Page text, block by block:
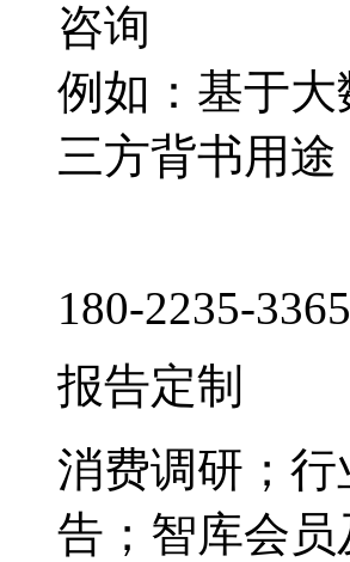
咨询
例如：基于
三方背书用
180-2235-3365
报告定制
消费调研；
告；智库会